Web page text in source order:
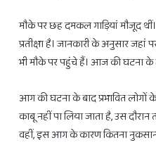
मौके पर छह दमकल गाड़ियां मौजूद
प्रतीक्षा है। जानकारी के अनुसार
भी मौके पर पहुंचे हैं। आज की घटना के
आग की घटना के बाद प्रभावित
काबू नहीं पा लिया जाता है, उस
वहीं, इस आग के कारण कितना
को होगा लाभ ही लाभ